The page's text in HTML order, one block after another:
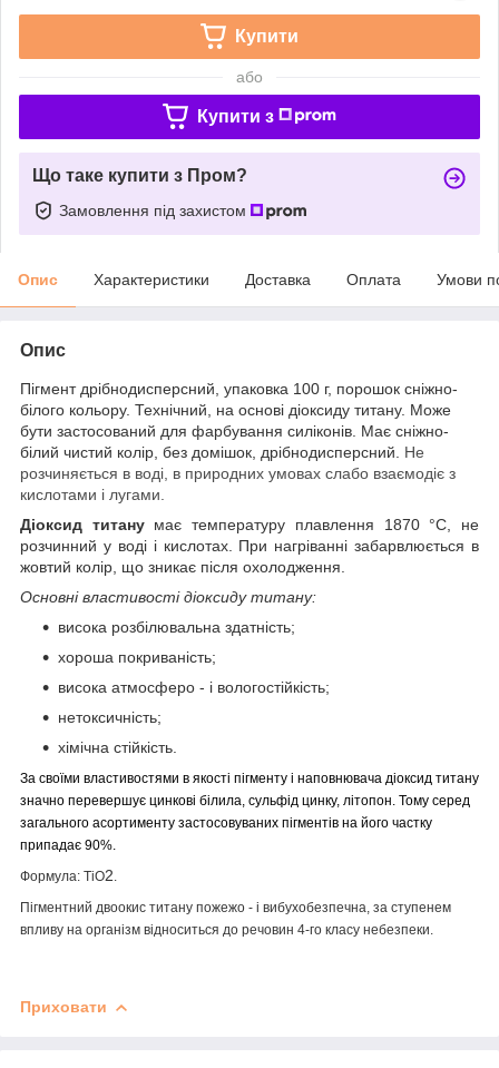
Купити
або
Купити з
Що таке купити з Пром?
Замовлення під захистом
Опис Характеристики Доставка Оплата Умови
Опис
Пігмент дрібнодисперсний, упаковка 100 г, порошок сніжно-
білого кольору. Технічний, на основі діоксиду титану. Може
бути застосований для фарбування силіконів. Має сніжно-
білий чистий колір, без домішок, дрібнодисперсний. Не
розчиняється в воді, в природних умовах слабо взаємодіє з
кислотами і лугами.
Діоксид титанумає температуру плавлення 1870 °С, не
розчинний у воді і кислотах. При нагріванні забарвлюється в
жовтий колір, що зникає після охолодження.
Основні властивості діоксиду титану:
висока розбілювальна здатність;
хороша покриваність;
висока атмосферо - і вологостійкість;
нетоксичність;
хімічна стійкість.
За своїми властивостями в якості пігменту і наповнювача діоксид титану
значно перевершує цинкові білила, сульфід цинку, літопон. Тому серед
загального асортименту застосовуваних пігментів на його частку
припадає 90%.
Формула: TiO2
Пігментний двоокис титану пожежо - і вибухобезпечна, за ступенем
впливу на організм відноситься до речовин 4-го класу небезпеки.
Приховати